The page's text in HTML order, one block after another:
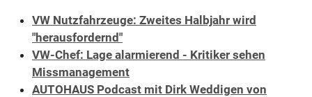
VW Nutzfahrzeuge: Zweites Halbjahr wird
"herausfordernd"
VW-Chef: Lage alarmierend - Kritiker sehen
Missmanagement
AUTOHAUS Podcast mit Dirk Weddigen von